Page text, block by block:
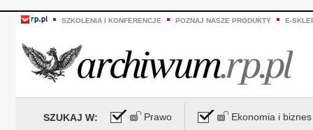
SZKOLENIA I KONFERENCJE POZNAJ NASZE PRODUKTY E-
SZUKAJ W: Prawo Ekonomia i biznes